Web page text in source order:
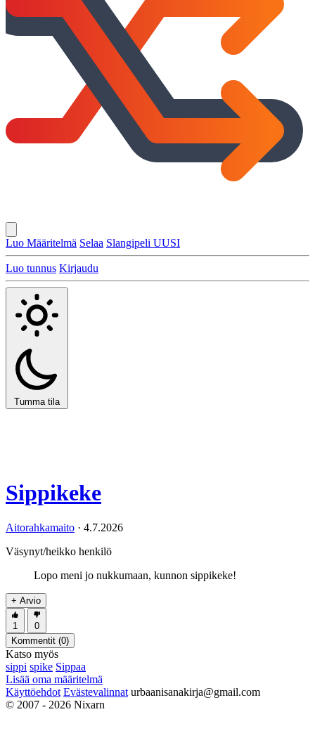
Luo Määritelmä Selaa Slangipeli UUSI
Luo tunnus Kirjaudu
Tumma tila
Sippikeke
Aitorahkamaito · 4.7.2026
Väsynyt/heikko henkilö
Lopo meni jo nukkumaan, kunnon sippikeke!
+ Arvio
1
0
Kommentit (0)
Katso myös
sippi spike Sippaa
Lisää oma määritelmä
Käyttöehdot Evästevalinnat urbaanisanakirja@gmail.com
© 2007 - 2026 Nixarn